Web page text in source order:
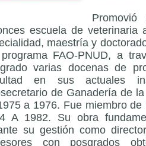
escuela de
maestría y
FAO-PNUD, a
varias docenas de
en sus actuales
de Ganadería de
a 1976. Fue miembro
A 1982. Su obra
su gestión como
con posgrados